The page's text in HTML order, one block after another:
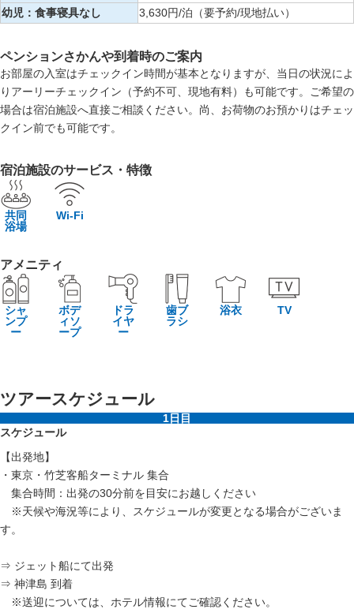
幼児：食事寝具なし
3,630円/泊（要予約/現地払い）
ペンションさかんや到着時のご案内
お部屋の入室はチェックイン時間が基本となりますが、当日の状況によ
りアーリーチェックイン（予約不可、現地有料）も可能です。ご希望の
場合は宿泊施設へ直接ご相談ください。尚、お荷物のお預かりはチェッ
クイン前でも可能です。
宿泊施設のサービス・特徴
共同
浴場
Wi-Fi
アメニティ
シャ
ンプ
ー
ボデ
ィソ
ープ
ドラ
イヤ
ー
歯ブ
ラシ
浴衣 TV
ツアースケジュール
1日目
スケジュール
【出発地】
・東京・竹芝客船ターミナル 集合
集合時間：出発の30分前を目安にお越しください
※天候や海況等により、スケジュールが変更となる場合がございま
す。
⇒ ジェット船にて出発
⇒ 神津島 到着
※送迎については、ホテル情報にてご確認ください。